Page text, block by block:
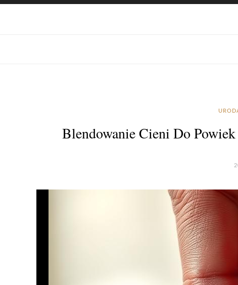
Blendowanie Cieni Do